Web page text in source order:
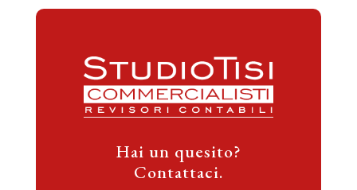
Hai un quesito?
Contattaci.